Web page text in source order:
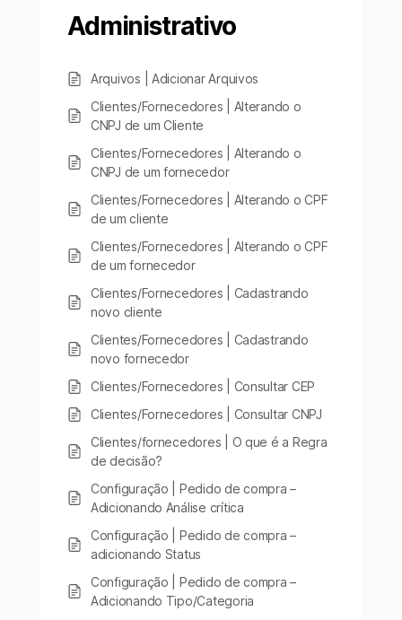
Administrativo
Arquivos | Adicionar Arquivos
Clientes/Fornecedores | Alterando o
CNPJ de um Cliente
Clientes/Fornecedores | Alterando o
CNPJ de um fornecedor
Clientes/Fornecedores | Alterando o CPF
de um cliente
Clientes/Fornecedores | Alterando o CPF
de um fornecedor
Clientes/Fornecedores | Cadastrando
novo cliente
Clientes/Fornecedores | Cadastrando
novo fornecedor
Clientes/Fornecedores | Consultar CEP
Clientes/Fornecedores | Consultar CNPJ
Clientes/fornecedores | O que é a Regra
de decisão?
Configuração | Pedido de compra –
Adicionando Análise crítica
Configuração | Pedido de compra –
adicionando Status
Configuração | Pedido de compra –
Adicionando Tipo/Categoria